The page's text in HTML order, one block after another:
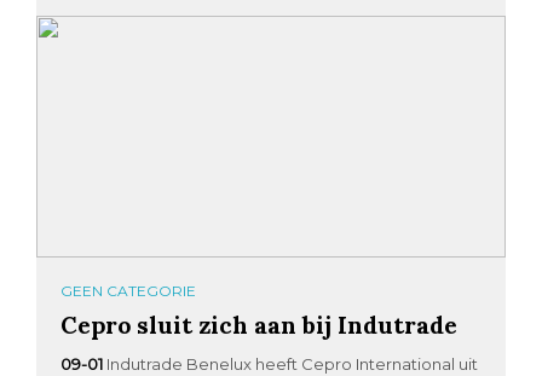
GEEN CATEGORIE
Cepro sluit zich aan bij Indutrade
09-01 Indutrade Benelux heeft Cepro International uit